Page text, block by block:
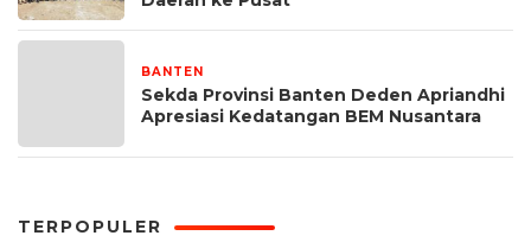
BANTEN
Sekda Provinsi Banten Deden Apriandhi
Apresiasi Kedatangan BEM Nusantara
TERPOPULER